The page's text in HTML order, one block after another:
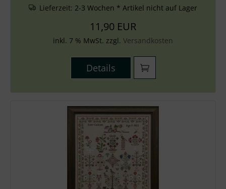
Lieferzeit: 2-3 Wochen * Artikel nicht auf Lager
11,90 EUR
inkl. 7 % MwSt. zzgl. Versandkosten
Details